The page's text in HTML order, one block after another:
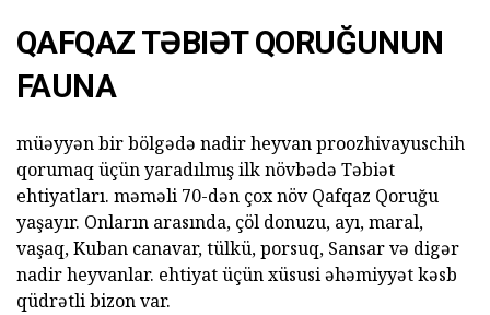
QAFQAZ TƏBIƏT QORUĞUNUN
FAUNA
müəyyən bir bölgədə nadir heyvan proozhivayuschih
qorumaq üçün yaradılmış ilk növbədə Təbiət
ehtiyatları. məməli 70-dən çox növ Qafqaz Qoruğu
yaşayır. Onların arasında, çöl donuzu, ayı, maral,
vaşaq, Kuban canavar, tülkü, porsuq, Sansar və digər
nadir heyvanlar. ehtiyat üçün xüsusi əhəmiyyət kəsb
qüdrətli bizon var.